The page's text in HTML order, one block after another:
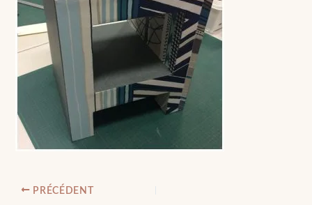
PRÉCÉDENT